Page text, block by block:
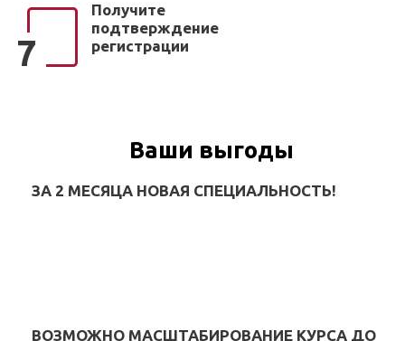
7
Получите
подтверждение
регистрации
Ваши выгоды
ЗА 2 МЕСЯЦА НОВАЯ СПЕЦИАЛЬНОСТЬ!
ВОЗМОЖНО МАСШТАБИРОВАНИЕ КУРСА ДО